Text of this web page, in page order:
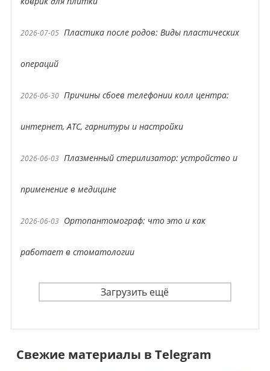
2026-07-05 Пластика после родов: Виды пластических
операций
2026-06-30 Причины сбоев телефонии колл центра:
интернет, АТС, гарнитуры и настройки
2026-06-03 Плазменный стерилизатор: устройство и
применение в медицине
2026-06-03 Ортопантомограф: что это и как
работает в стоматологии
Загрузить ещё
Свежие материалы в Telegram